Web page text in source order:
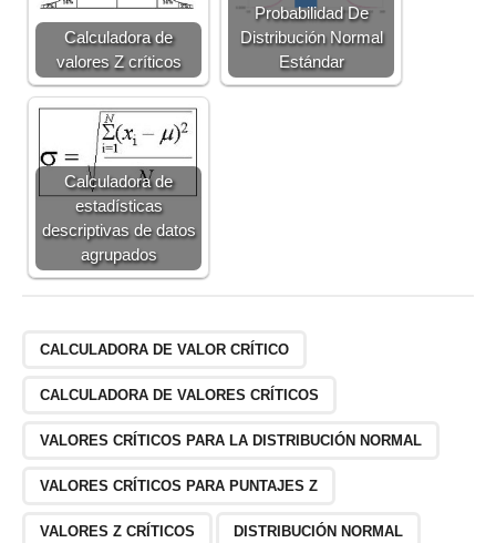
Calculadora de
valores Z críticos
Probabilidad De
Distribución Normal
Estándar
Calculadora de
estadísticas
descriptivas de datos
agrupados
CALCULADORA DE VALOR CRÍTICO
CALCULADORA DE VALORES CRÍTICOS
VALORES CRÍTICOS PARA LA DISTRIBUCIÓN NORMAL
VALORES CRÍTICOS PARA PUNTAJES Z
VALORES Z CRÍTICOS DISTRIBUCIÓN NORMAL